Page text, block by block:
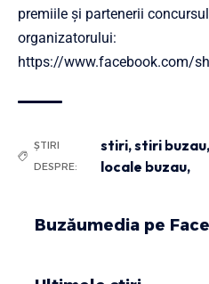
premiile și partenerii
organizatorului:
https://www.facebook.com/
ȘTIRI
DESPRE:
stiri,stiri buzau
locale buzau,
Buzăumedia pe